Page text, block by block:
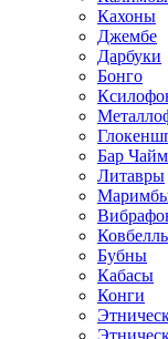
Кахоны
Джембе
Дарбуки
Бонго
Бар
Литавры
Бубны
Кабасы
Конги